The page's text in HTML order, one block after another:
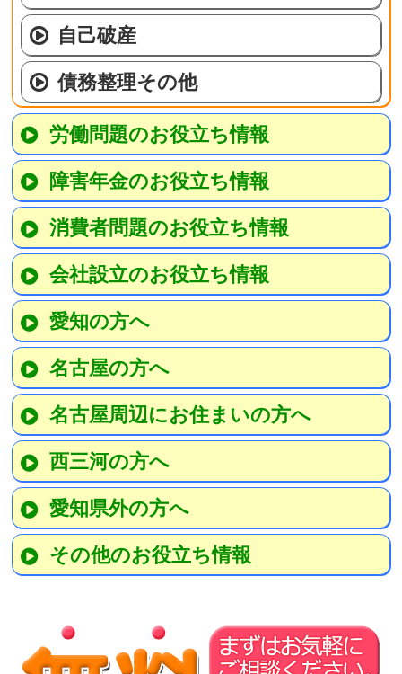
自己破産
債務整理その他
労働問題のお役立ち情報
障害年金のお役立ち情報
消費者問題のお役立ち情報
会社設立のお役立ち情報
愛知の方へ
名古屋の方へ
名古屋周辺にお住まいの方へ
西三河の方へ
愛知県外の方へ
その他のお役立ち情報